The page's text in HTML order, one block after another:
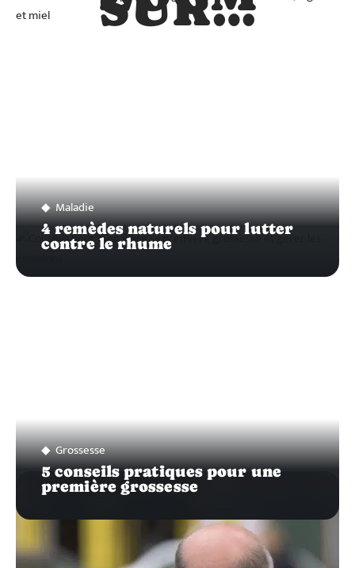
Maladie
4 remèdes naturels pour lutter
contre le rhume
Grossesse
5 conseils pratiques pour une
première grossesse